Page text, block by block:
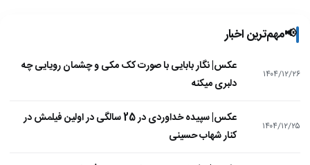
📢مهم‌ترین اخبار
۱۴۰۴/۱۲/۲۶
عکس| نگار بابایی با صورت کک مکی و چشمان رویایی چه
دلبری میکنه
۱۴۰۴/۱۲/۲۵
عکس| سپیده خداوردی در 25 سالگی در اولین فیلمش در
کنار شهاب حسینی